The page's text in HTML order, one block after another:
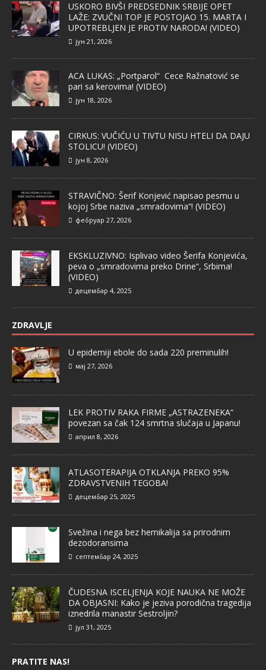
USKORO BIVŠI PREDSEDNIK SRBIJE OPET
LAŽE: ZVUČNI TOP JE POSTOJAO 15. MARTA I
UPOTREBLJEN JE PROTIV NARODA! (VIDEO)
јун 21, 2026
ACA LUKAS: „Portparol“ Cece Ražnatović se
pari sa kerovima! (VIDEO)
јун 18, 2026
CIRKUS: VUČIĆU U TIVTU NISU HTELI DA DAJU
STOLICU! (VIDEO)
јун 8, 2026
STRAVIČNO: Šerif Konjević napisao pesmu u
kojoj Srbe naziva „smradovima“! (VIDEO)
фебруар 27, 2026
EKSKLUZIVNO: Isplivao video Šerifa Konjevića,
peva o „smradovima preko Drine“, Srbima!
(VIDEO)
децембар 4, 2025
ZDRAVLJE
U epidemiji ebole do sada 220 preminulih!
мај 27, 2026
LEK PROTIV RAKA FIRME „ASTRAZENEKA“
povezan sa čak 124 smrtna slučaja u Japanu!
април 8, 2026
ATLASOTERAPIJA OTKLANJA PREKO 95%
ZDRAVSTVENIH TEGOBA!
децембар 25, 2025
Svežina i nega bez hemikalija sa prirodnim
dezodoransima
септембар 24, 2025
ČUDESNA ISCELJENJA KOJE NAUKA NE MOŽE
DA OBJASNI: Kako je jeziva porodična tragedija
iznedrila manastir Sestroljin?
јул 31, 2025
PRATITE NAS!